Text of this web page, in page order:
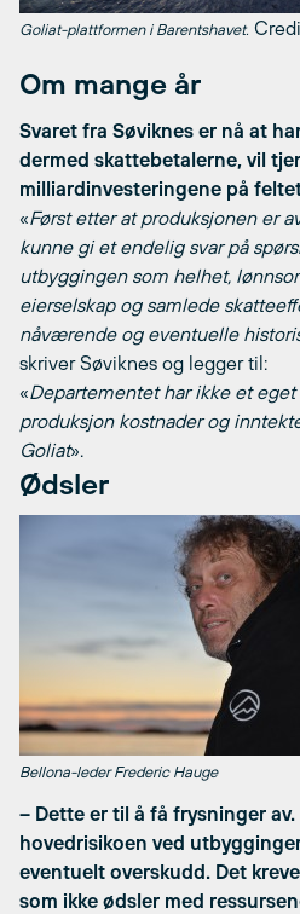
Goliat-plattformen i Barentshavet.
Om mange år
Svaret fra Søviknes er nå at
dermed skattebetalerne, vil
milliardinvesteringene på
«Først etter at produksjonen er
kunne gi et endelig svar på
utbyggingen som helhet,
eierselskap og samlede
nåværende og eventuelle
skriver Søviknes og legger til:
«Departementet har ikke et
produksjon kostnader og
Goliat».
Ødsler
Bellona-leder Frederic Hauge
– Dette er til å få frysninger
hovedrisikoen ved
eventuelt overskudd. Det
som ikke ødsler med